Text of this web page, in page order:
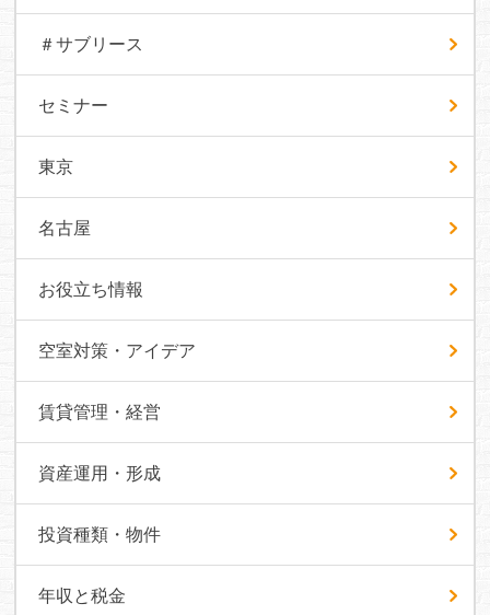
＃サブリース
セミナー
東京
名古屋
お役立ち情報
空室対策・アイデア
賃貸管理・経営
資産運用・形成
投資種類・物件
年収と税金